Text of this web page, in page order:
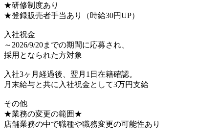
★研修制度あり
★登録販売者手当あり（時給30円UP）
入社祝金
～2026/9/20までの期間に応募され、
採用となられた方対象
入社3ヶ月経過後、翌月1日在籍確認。
月末給与と共に入社祝金として3万円支給
その他
★業務の変更の範囲★
店舗業務の中で職種や職務変更の可能性あり